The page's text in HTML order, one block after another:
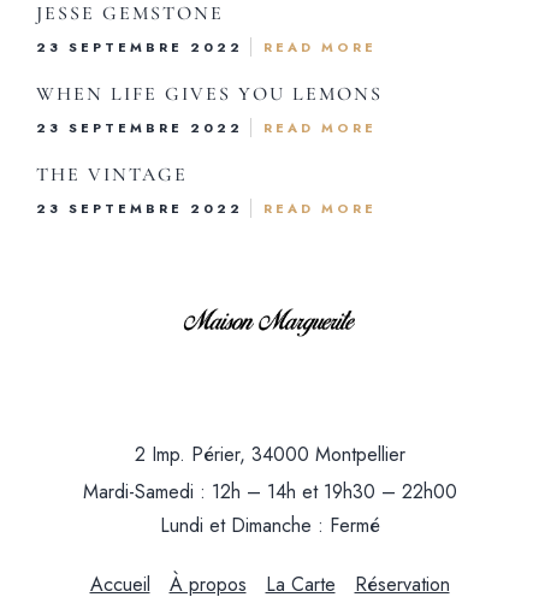
JESSE GEMSTONE
23 SEPTEMBRE 2022 READ MORE
WHEN LIFE GIVES YOU LEMONS
23 SEPTEMBRE 2022 READ MORE
THE VINTAGE
23 SEPTEMBRE 2022 READ MORE
2 Imp. Périer, 34000 Montpellier
Mardi-Samedi : 12h – 14h et 19h30 – 22h00
Lundi et Dimanche : Fermé
Accueil À propos La Carte Réservation
2 Imp. Périer, 34000
Lundi et Dimanche :